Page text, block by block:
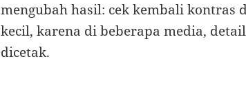
mengubah hasil: cek kembali
kecil, karena di beberapa media,
dicetak.